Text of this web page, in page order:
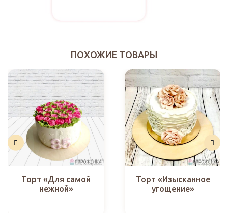
ПОХОЖИЕ ТОВАРЫ
Торт «Для самой
нежной»
Торт «Изысканное
угощение»